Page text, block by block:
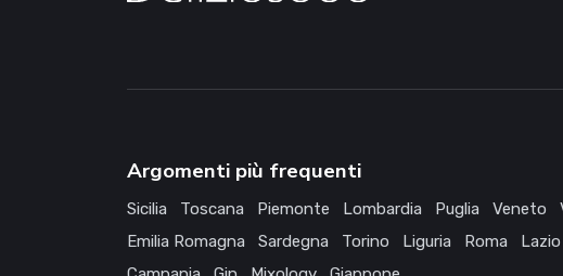
Argomenti più frequenti
Sicilia Toscana Piemonte Lombardia Puglia Veneto
Emilia Romagna
Sardegna Torino Liguria Roma Lazio